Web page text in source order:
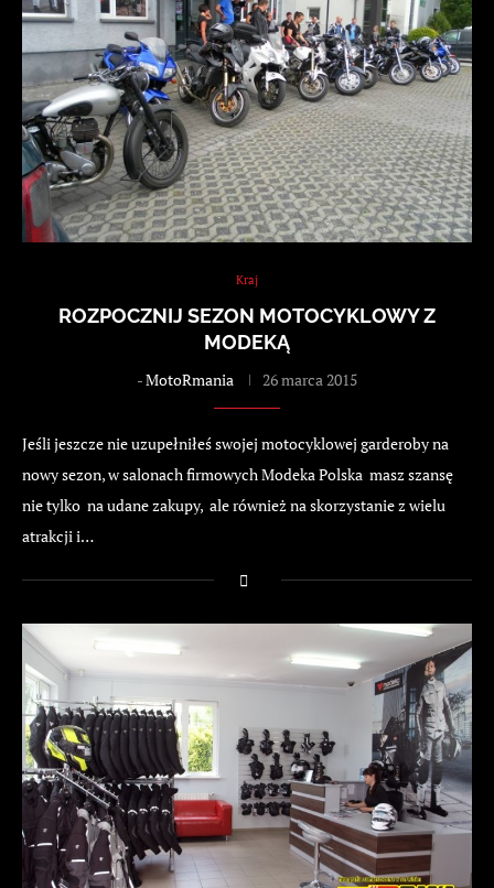
Kraj
ROZPOCZNIJ SEZON MOTOCYKLOWY Z
MODEKĄ
-MotoRmania 26 marca 2015
Jeśli jeszcze nie uzupełniłeś swojej motocyklowej garderoby na
nowy sezon, w salonach firmowych Modeka Polska masz szansę
nie tylko na udane zakupy, ale również na skorzystanie z wielu
atrakcji i…